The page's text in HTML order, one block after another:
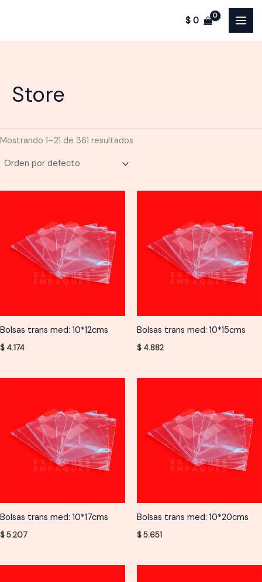
contenido
$0
Store
Mostrando 1–21 de 361 resultados
Bolsas trans med: 10*12cms
$ 4.174
Bolsas trans med: 10*15cms
$ 4.882
Bolsas trans med: 10*17cms
$5.207
Bolsas trans med: 10*20cms
$5.651